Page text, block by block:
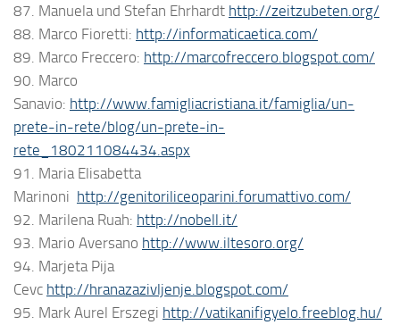
87. Manuela und Stefan Ehrhardt http://zeitzubeten.org/
88. Marco Fioretti: http://informaticaetica.com/
89. Marco Freccero: http://marcofreccero.blogspot.com/
90. Marco
Sanavio: http://www.famigliacristiana.it/famiglia/un-
prete-in-rete/blog/un-prete-in-
rete_180211084434.aspx
91. Maria Elisabetta
Marinoni http://genitoriliceoparini.forumattivo.com/
92. Marilena Ruah: http://nobell.it/
93. Mario Aversano http://www.iltesoro.org/
94. Marjeta Pija
Cevc http://hranazazivljenje.blogspot.com/
95. Mark Aurel Erszegi http://vatikanifigyelo.freeblog.hu/